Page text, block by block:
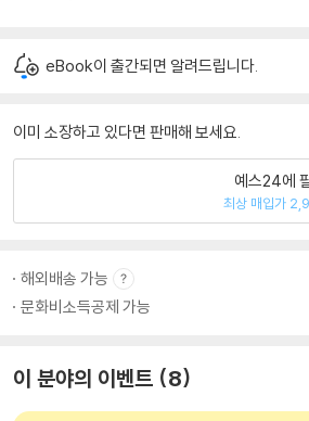
eBook이 출간되면 알려드립니다.
이미 소장하고 있다면 판매해 보세요.
예스24에
최상 매입가
해외배송 가능
문화비소득공제 가능
이 분야의 이벤트 8